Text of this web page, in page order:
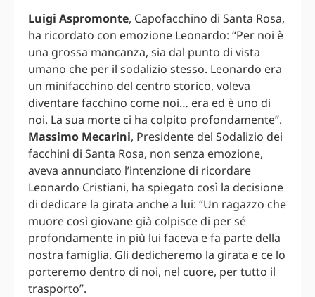
Luigi Aspromonte, Capofacchino di Santa Rosa,
ha ricordato con emozione Leonardo: “Per noi è
una grossa mancanza, sia dal punto di vista
umano che per il sodalizio stesso. Leonardo era
un minifacchino del centro storico, voleva
diventare facchino come noi… era ed è uno di
noi. La sua morte ci ha colpito profondamente”.
Massimo Mecarini, Presidente del Sodalizio dei
facchini di Santa Rosa, non senza emozione,
aveva annunciato l’intenzione di ricordare
Leonardo Cristiani, ha spiegato così la decisione
di dedicare la girata anche a lui: “Un ragazzo che
muore così giovane già colpisce di per sé
profondamente in più lui faceva e fa parte della
nostra famiglia. Gli dedicheremo la girata e ce lo
porteremo dentro di noi, nel cuore, per tutto il
trasporto”.